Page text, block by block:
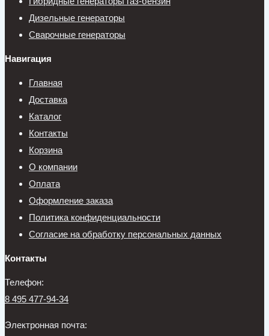
Дизельные генераторы
Сварочные генераторы
Навигация
Главная
Доставка
Каталог
Контакты
Корзина
О компании
Оплата
Оформление заказа
Политика конфиденциальности
Согласие на обработку персональных данных
Контакты
Телефон:
8 495 477-94-34
Электронная почта: